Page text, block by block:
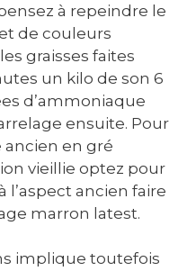
à repeindre le
de couleurs
graisses faites
un kilo de son 6
d’ammoniaque
ensuite. Pour
en gré
vieillie optez pour
l’aspect ancien faire
marron latest.
implique toutefois